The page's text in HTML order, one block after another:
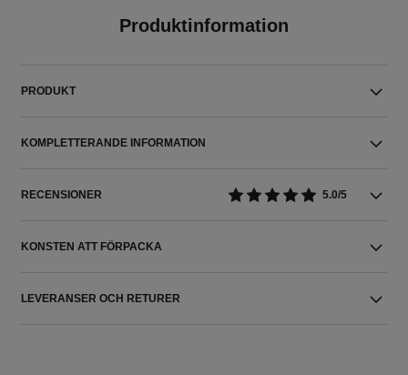
Produktinformation
PRODUKT
KOMPLETTERANDE INFORMATION
RECENSIONER 5.0/5
KONSTEN ATT FÖRPACKA
LEVERANSER OCH RETURER